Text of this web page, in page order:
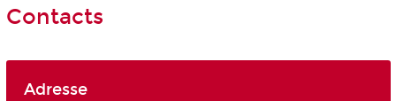
Contacts
Adresse